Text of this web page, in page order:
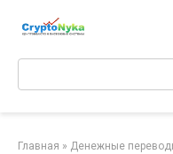
Главная » Денежные